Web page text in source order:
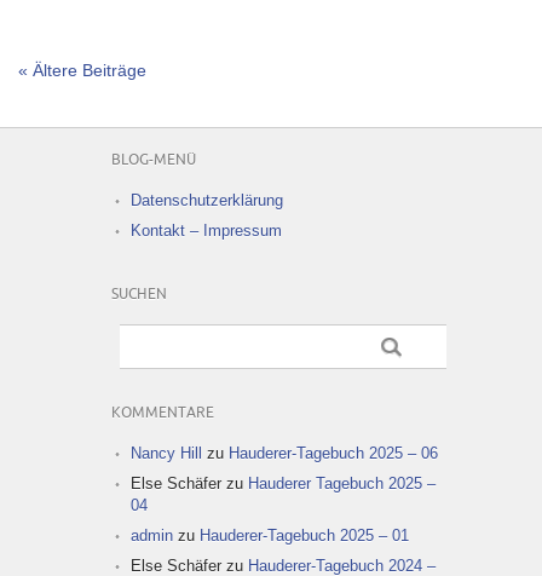
« Ältere Beiträge
BLOG-MENÜ
Datenschutzerklärung
Kontakt – Impressum
SUCHEN
KOMMENTARE
Nancy Hill zu Hauderer-Tagebuch 2025 – 06
Else Schäfer zu Hauderer Tagebuch 2025 –
04
admin zu Hauderer-Tagebuch 2025 – 01
Else Schäfer zu Hauderer-Tagebuch 2024 –